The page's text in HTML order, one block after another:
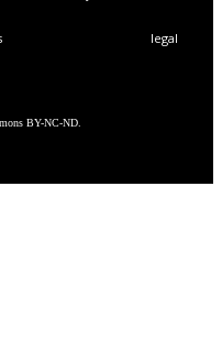
legal
BY-NC-ND.